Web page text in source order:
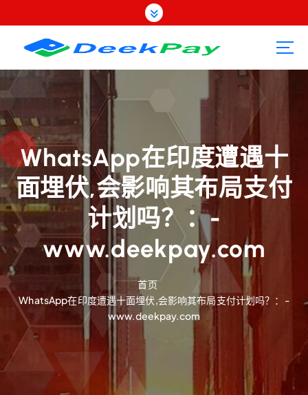
转
容
WhatsApp在印度遭遇十
面埋伏,会影响其布局支付
计划吗？：-
www.deekpay.com
首页
WhatsApp在印度遭遇十面埋伏,会影响其布局支付计划吗？：-
www.deekpay.com